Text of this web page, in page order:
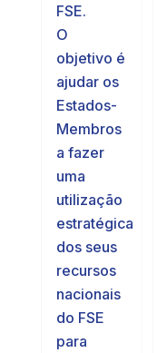
FSE.
O
objetivo é
ajudar os
Estados-
Membros
a fazer
uma
utilização
estratégica
dos seus
recursos
nacionais
do FSE
para